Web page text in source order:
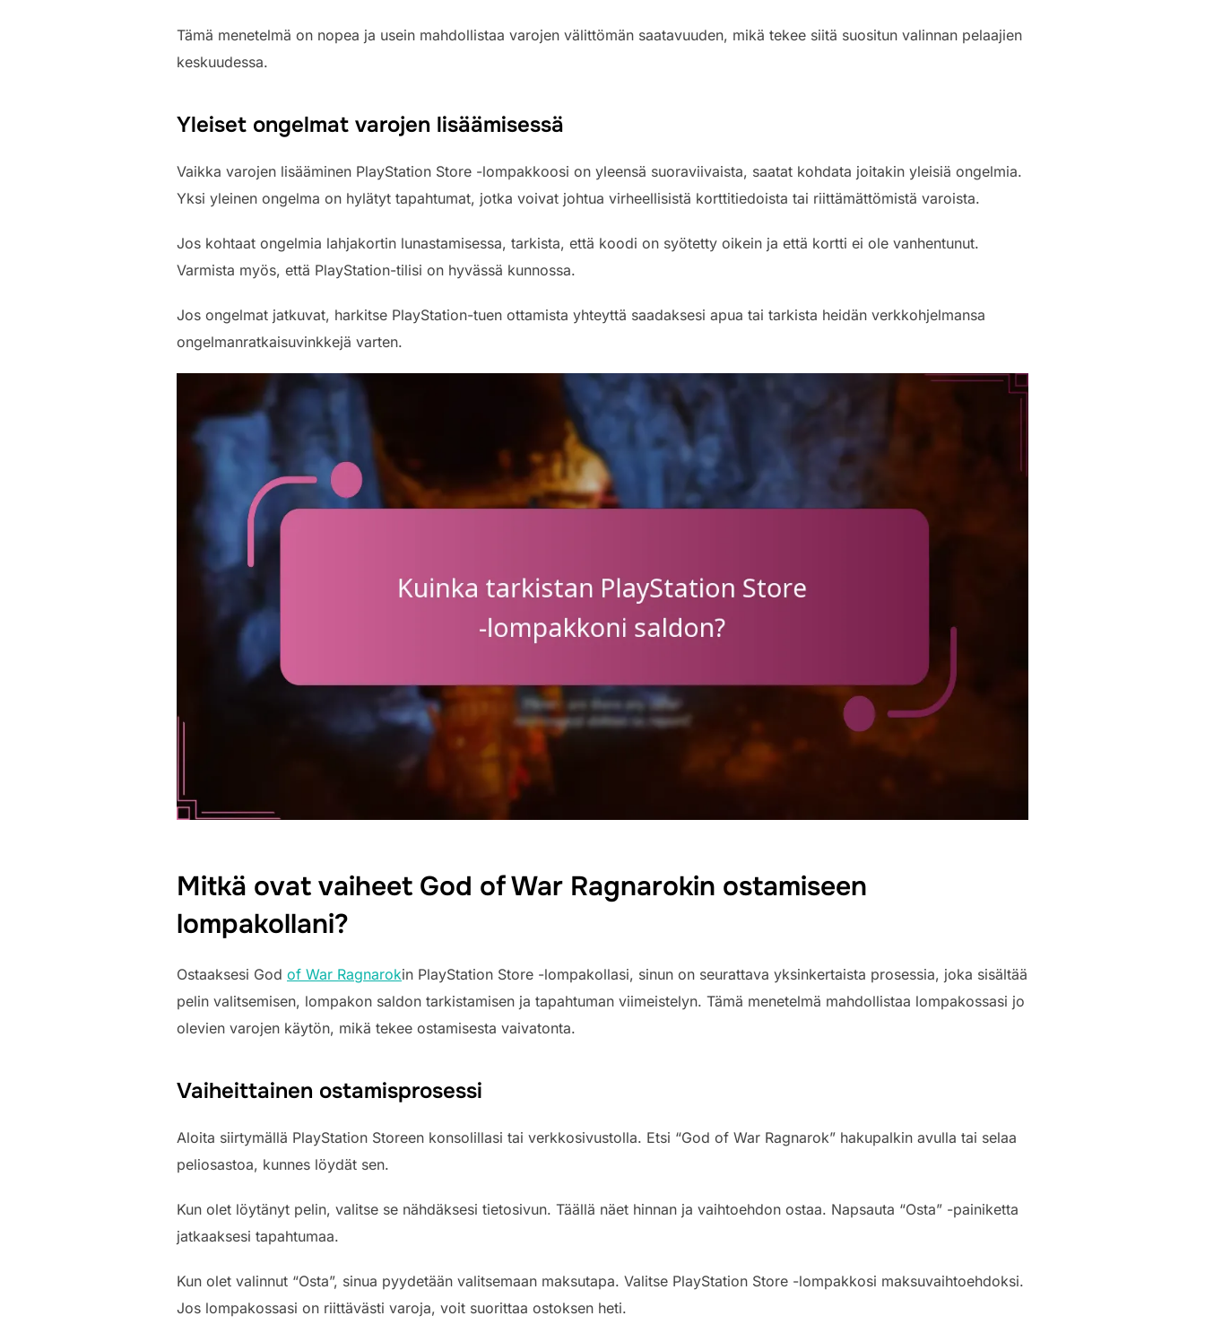
Tämä menetelmä on nopea ja usein mahdollistaa varojen välittömän saatavuuden, mikä tekee siitä suositun valinnan pelaajien
keskuudessa.
Yleiset ongelmat varojen lisäämisessä
Vaikka varojen lisääminen PlayStation Store -lompakkoosi on yleensä suoraviivaista, saatat kohdata joitakin yleisiä ongelmia.
Yksi yleinen ongelma on hylätyt tapahtumat, jotka voivat johtua virheellisistä korttitiedoista tai riittämättömistä varoista.
Jos kohtaat ongelmia lahjakortin lunastamisessa, tarkista, että koodi on syötetty oikein ja että kortti ei ole vanhentunut.
Varmista myös, että PlayStation-tilisi on hyvässä kunnossa.
Jos ongelmat jatkuvat, harkitse PlayStation-tuen ottamista yhteyttä saadaksesi apua tai tarkista heidän verkkohjelmansa
ongelmanratkaisuvinkkejä varten.
Mitkä ovat vaiheet God of War Ragnarokin ostamiseen
lompakollani?
Ostaaksesi God of War Ragnarokin PlayStation Store -lompakollasi, sinun on seurattava yksinkertaista prosessia, joka sisältää
pelin valitsemisen, lompakon saldon tarkistamisen ja tapahtuman viimeistelyn. Tämä menetelmä mahdollistaa lompakossasi jo
olevien varojen käytön, mikä tekee ostamisesta vaivatonta.
Vaiheittainen ostamisprosessi
Aloita siirtymällä PlayStation Storeen konsolillasi tai verkkosivustolla. Etsi “God of War Ragnarok” hakupalkin avulla tai selaa
peliosastoa, kunnes löydät sen.
Kun olet löytänyt pelin, valitse se nähdäksesi tietosivun. Täällä näet hinnan ja vaihtoehdon ostaa. Napsauta “Osta” -painiketta
jatkaaksesi tapahtumaa.
Kun olet valinnut “Osta”, sinua pyydetään valitsemaan maksutapa. Valitse PlayStation Store -lompakkosi maksuvaihtoehdoksi.
Jos lompakossasi on riittävästi varoja, voit suorittaa ostoksen heti.